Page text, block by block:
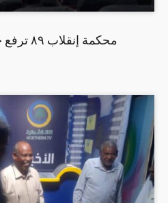
محكمة إنقلاب ٨٩ ترفع جلساتها الى الثلاثاء المقبل